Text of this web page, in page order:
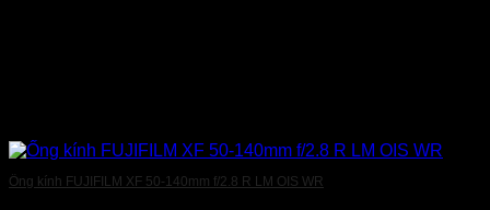
Ống kính FUJIFILM XF 50-140mm f/2.8 R LM OIS WR